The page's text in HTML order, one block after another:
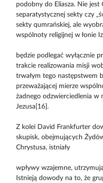
podobny do Eliasza. Nie
separatystycznej sekty czy
sekty qumrańskiej, ale
wspólnoty religijnej w łonie
będzie podlegać wyłącznie
trakcie realizowania misji
trwałym tego następstwem
przeważającej mierze
żadnego odzwierciedlenia w
Jezusa[16].
Z kolei David Frankfurter
skupisk, obejmujących
Chrystusa, istniały
wpływy wzajemne,
Istnieją dowody na to, że